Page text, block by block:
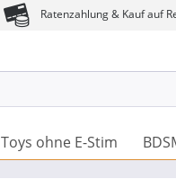
Ratenzahlung & Kauf auf
Toys ohne E-Stim